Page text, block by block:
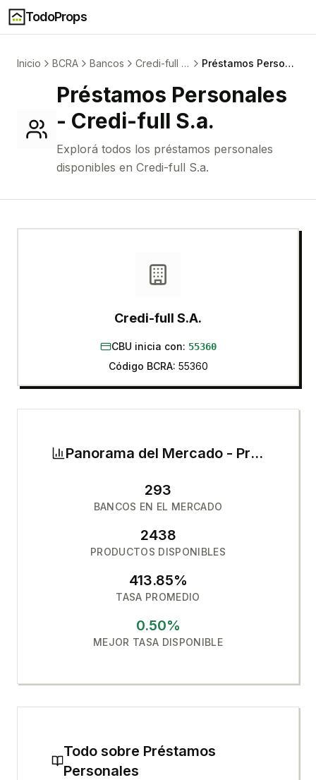
TodoProps
Inicio BCRA Bancos Credi-full S.a. Préstamos Personales
Préstamos Personales
- Credi-full S.a.
Explorá todos los préstamos personales
disponibles en Credi-full S.a.
Credi-full S.A.
CBU inicia con: 55360
Código BCRA: 55360
Panorama del Mercado - Préstamos Personales
293
BANCOS EN EL MERCADO
2438
PRODUCTOS DISPONIBLES
413.85%
TASA PROMEDIO
0.50%
MEJOR TASA DISPONIBLE
Todo sobre Préstamos
Personales